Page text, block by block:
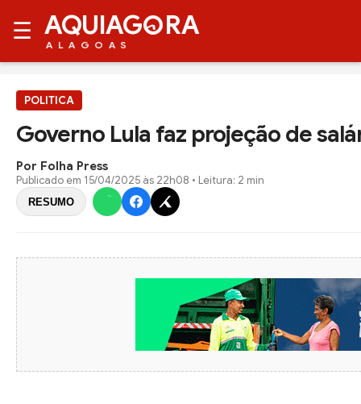
☰ AQUIAG RA
ALAGOAS
POLITICA
Governo Lula faz projeção de
Por Folha Press
Publicado em 15/04/2025 às 22h08 • Leitura: 2 min
RESUMO